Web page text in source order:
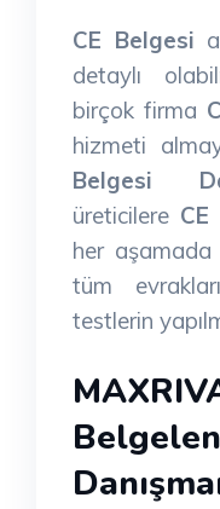
CE Belgesi
detaylı
birçok firma
hizmeti
Belgesi
üreticilere
her aşamada
tüm
testlerin